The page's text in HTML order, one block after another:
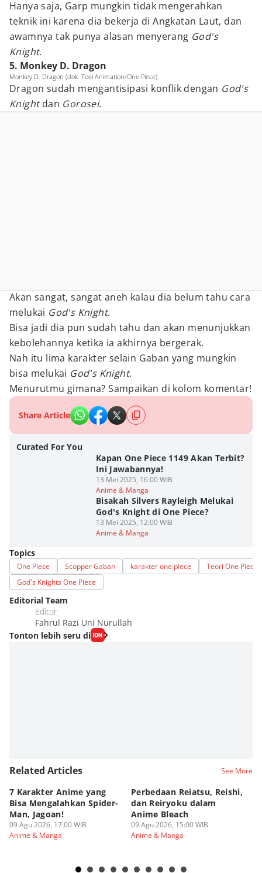
Hanya saja, Garp mungkin tidak mengerahkan
teknik ini karena dia bekerja di Angkatan Laut, dan
awamnya tak punya alasan menyerang God's
Knight.
5. Monkey D. Dragon
Monkey D. Dragon (dok. Toei Animation/One Piece)
Dragon sudah mengantisipasi konflik dengan God's
Knightdan Gorosei.
Akan sangat, sangat aneh kalau dia belum tahu cara
melukai God's Knight.
Bisa jadi dia pun sudah tahu dan akan menunjukkan
kebolehannya ketika ia akhirnya bergerak.
Nah itu lima karakter selain Gaban yang mungkin
bisa melukai God's Knight.
Menurutmu gimana? Sampaikan di kolom komentar!
Share Article
Curated For You
Kapan One Piece 1149 Akan Terbit?
Ini Jawabannya!
13 Mei 2025, 16:00 WIB
Anime & Manga
Bisakah Silvers Rayleigh Melukai
God's Knight di One Piece?
13 Mei 2025, 12:00 WIB
Anime & Manga
Topics
One Piece Scopper Gaban karakter one piece
Teori One Piece
God's Knights One Piece
Editorial Team
Editor
Fahrul Razi Uni Nurullah
Tonton lebih seru di
Related Articles See More
7 Karakter Anime yang
Bisa Mengalahkan Spider-
Man, Jagoan!
09 Agu 2026, 17:00 WIB
Anime & Manga
Perbedaan Reiatsu, Reishi,
dan Reiryoku dalam
Anime Bleach
09 Agu 2026, 15:00 WIB
Anime & Manga